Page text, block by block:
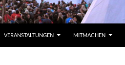
VERANSTALTUNGEN MITMACHEN